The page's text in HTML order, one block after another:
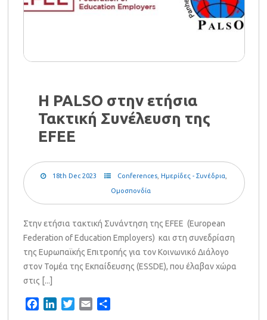
Η PALSO στην ετήσια
Τακτική Συνέλευση της
EFEE
18th Dec 2023 Conferences ,Ημερίδες - Συνέδρια
Ομοσπονδία
Στην ετήσια τακτική Συνάντηση της EFEE (European
Federation of Education Employers) και στη συνεδρίαση
της Ευρωπαϊκής Επιτροπής για τον Κοινωνικό Διάλογο
στον Τομέα της Εκπαίδευσης (ESSDE), που έλαβαν χώρα
στις [...]
FacebookLinkedInTwitterEmail